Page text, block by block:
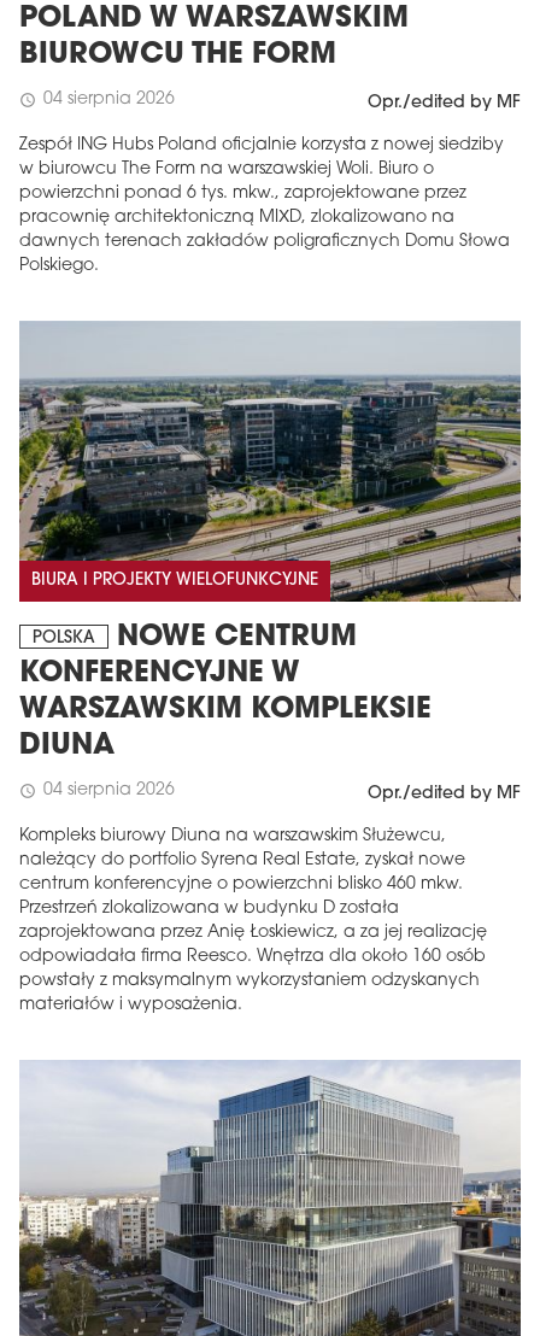
POLAND W WARSZAWSKIM
BIUROWCU THE FORM
schedule 04 sierpnia 2026 Opr./edited by MF
Zespół ING Hubs Poland oficjalnie korzysta z nowej siedziby
w biurowcu The Form na warszawskiej Woli. Biuro o
powierzchni ponad 6 tys. mkw., zaprojektowane przez
pracownię architektoniczną MIXD, zlokalizowano na
dawnych terenach zakładów poligraficznych Domu Słowa
Polskiego.
BIURA I PROJEKTY WIELOFUNKCYJNE
POLSKA
NOWE CENTRUM
KONFERENCYJNE W
WARSZAWSKIM KOMPLEKSIE
DIUNA
schedule 04 sierpnia 2026 Opr./edited by MF
Kompleks biurowy Diuna na warszawskim Służewcu,
należący do portfolio Syrena Real Estate, zyskał nowe
centrum konferencyjne o powierzchni blisko 460 mkw.
Przestrzeń zlokalizowana w budynku D została
zaprojektowana przez Anię Łoskiewicz, a za jej realizację
odpowiadała firma Reesco. Wnętrza dla około 160 osób
powstały z maksymalnym wykorzystaniem odzyskanych
materiałów i wyposażenia.